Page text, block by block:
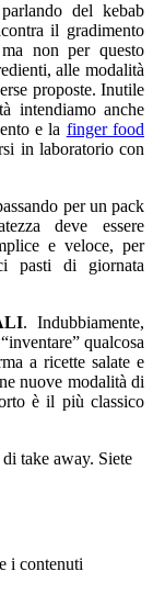
del kebab
il gradimento
non per questo
alle modalità
proposte. Inutile
intendiamo anche
e la finger food
in laboratorio con
per un pack
deve essere
e veloce, per
pasti di giornata
. Indubbiamente,
qualcosa
a ricette salate e
nuove modalità di
è il più classico
take away. Siete
i contenuti